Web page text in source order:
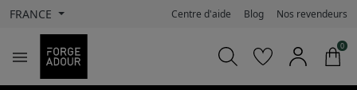
FRANCE Centre d'aide Blog Nos revendeurs

0